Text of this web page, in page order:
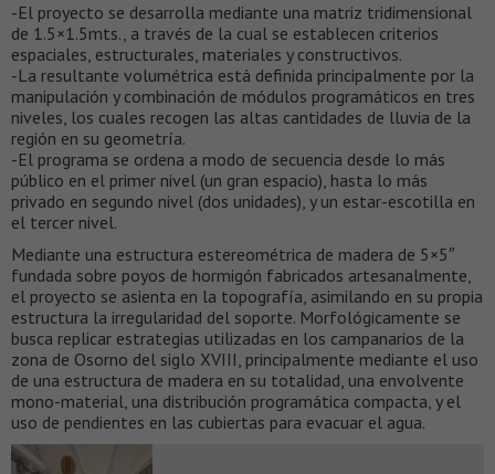
-El proyecto se desarrolla mediante una matriz tridimensional
de 1.5×1.5mts., a través de la cual se establecen criterios
espaciales, estructurales, materiales y constructivos.
-La resultante volumétrica está definida principalmente por la
manipulación y combinación de módulos programáticos en tres
niveles, los cuales recogen las altas cantidades de lluvia de la
región en su geometría.
-El programa se ordena a modo de secuencia desde lo más
público en el primer nivel (un gran espacio), hasta lo más
privado en segundo nivel (dos unidades), y un estar-escotilla en
el tercer nivel.
Mediante una estructura estereométrica de madera de 5×5″
fundada sobre poyos de hormigón fabricados artesanalmente,
el proyecto se asienta en la topografía, asimilando en su propia
estructura la irregularidad del soporte. Morfológicamente se
busca replicar estrategias utilizadas en los campanarios de la
zona de Osorno del siglo XVIII, principalmente mediante el uso
de una estructura de madera en su totalidad, una envolvente
mono-material, una distribución programática compacta, y el
uso de pendientes en las cubiertas para evacuar el agua.